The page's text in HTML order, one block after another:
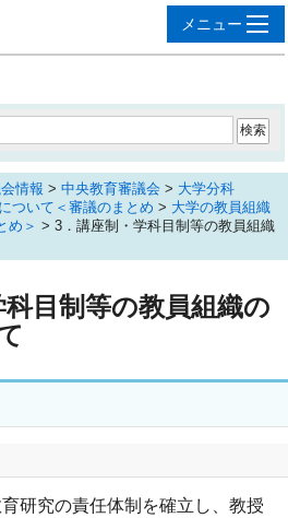
情報 > 中央教育審議会 > 大学分科
ついて＜審議のまとめ > 大学の教員組織
め＞ > 3．講座制・学科目制等の教員組織
目制等の教員組織の
研究の責任体制を確立し、教授